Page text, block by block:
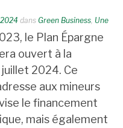
dans Green Business Une
le Plan Épargne
ouvert à la
2024. Ce
aux mineurs
le financement
mais également